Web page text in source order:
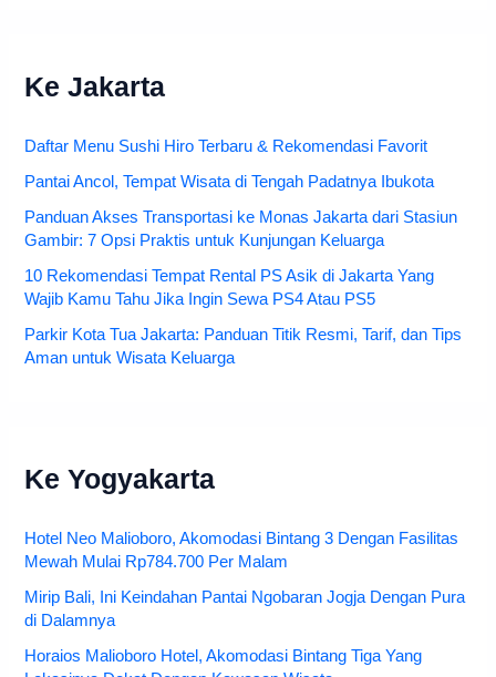
Ke Jakarta
Daftar Menu Sushi Hiro Terbaru & Rekomendasi Favorit
Pantai Ancol, Tempat Wisata di Tengah Padatnya Ibukota
Panduan Akses Transportasi ke Monas Jakarta dari Stasiun
Gambir: 7 Opsi Praktis untuk Kunjungan Keluarga
10 Rekomendasi Tempat Rental PS Asik di Jakarta Yang
Wajib Kamu Tahu Jika Ingin Sewa PS4 Atau PS5
Parkir Kota Tua Jakarta: Panduan Titik Resmi, Tarif, dan Tips
Aman untuk Wisata Keluarga
Ke Yogyakarta
Hotel Neo Malioboro, Akomodasi Bintang 3 Dengan Fasilitas
Mewah Mulai Rp784.700 Per Malam
Mirip Bali, Ini Keindahan Pantai Ngobaran Jogja Dengan Pura
di Dalamnya
Horaios Malioboro Hotel, Akomodasi Bintang Tiga Yang